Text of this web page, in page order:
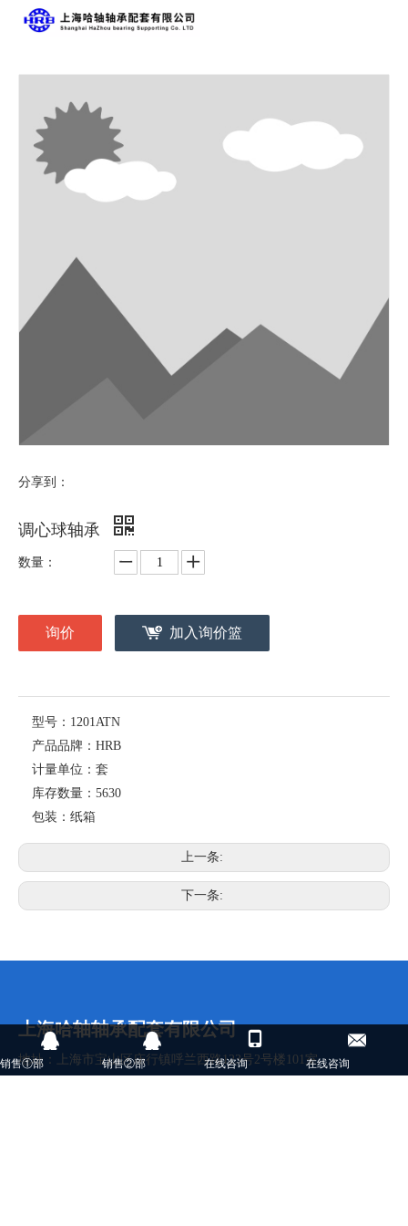
分享到：
调心球轴承
数量：
询价 加入询价篮
型号： 1201ATN
产品品牌： HRB
计量单位： 套
库存数量： 5630
包装： 纸箱
上一条:
下一条:
销售①部 销售②部 在线咨询 在线咨询
上海哈轴轴承配套有限公司
地址：上海市宝山区庙行镇呼兰西路123号2号楼101室